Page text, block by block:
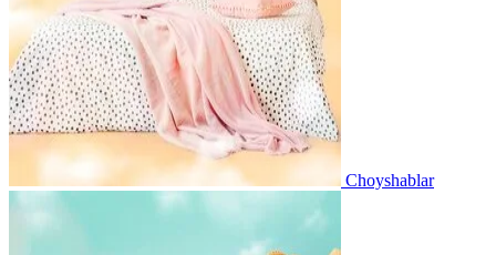
Choyshablar